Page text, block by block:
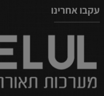
עקבו אחרינו